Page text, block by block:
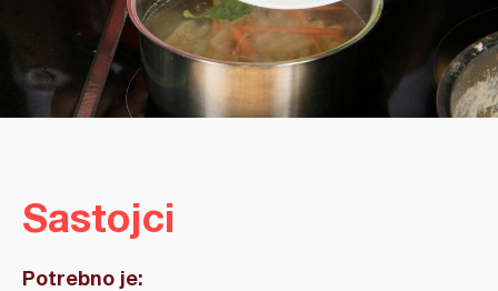
Sastojci
Potrebno je: